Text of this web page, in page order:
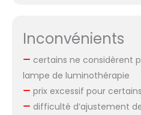
Inconvénients
certains ne considèrent
lampe de luminothérapie
prix excessif pour certains
difficulté d’ajustement